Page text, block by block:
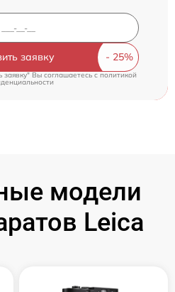
заявку
Вы соглашаетесь c политикой
модели
Leica